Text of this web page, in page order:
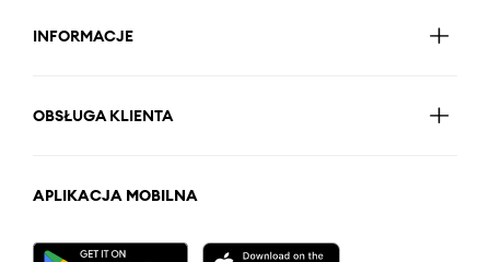
INFORMACJE
OBSŁUGA KLIENTA
APLIKACJA MOBILNA